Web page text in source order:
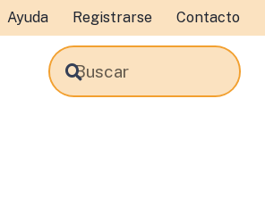
Ayuda Registrarse Contacto